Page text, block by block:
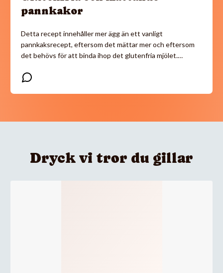
pannkakor
Detta recept innehåller mer ägg än ett vanligt
pannkaksrecept, eftersom det mättar mer och eftersom
det behövs för att binda ihop det glutenfria mjölet.…
Dryck vi tror du gillar